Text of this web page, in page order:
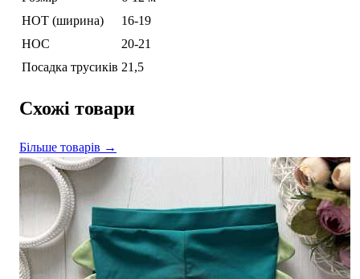
НОТ (ширина)
16-19
НОС
20-21
Посадка трусиків 21,5
Схожі товари
Більше товарів →